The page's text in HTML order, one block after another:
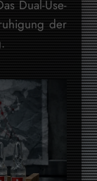
Dual-Use-
der